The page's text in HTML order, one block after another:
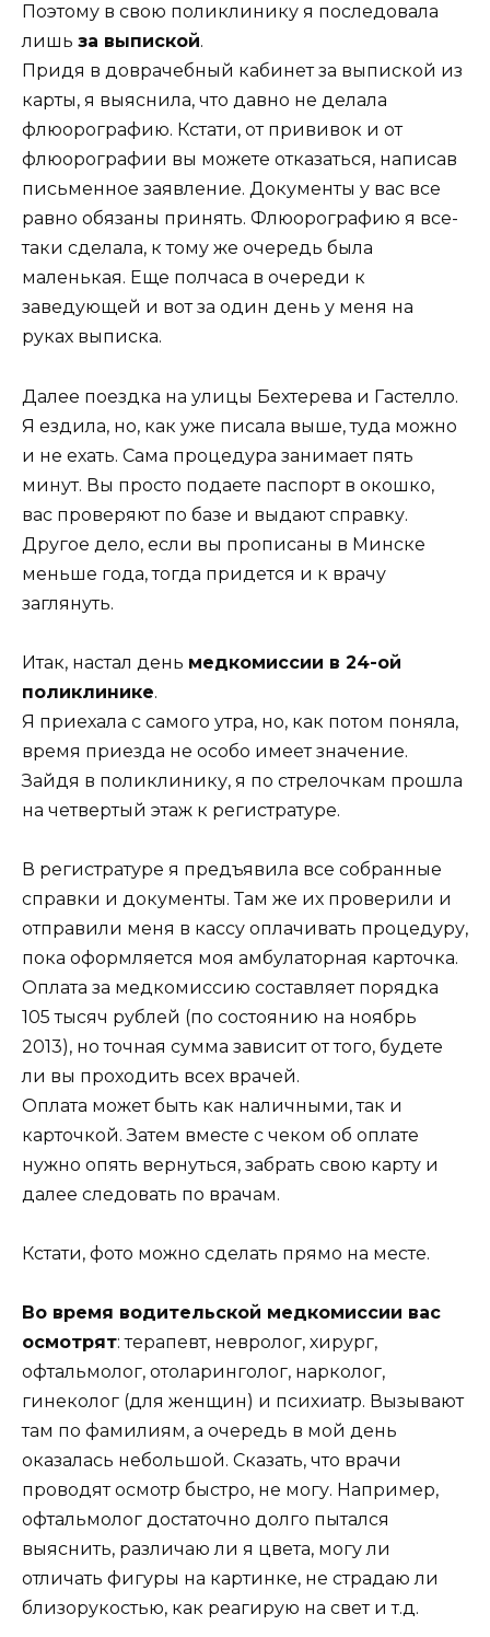
Поэтому в свою поликлинику я последовала
лишь за выпиской.
Придя в доврачебный кабинет за выпиской из
карты, я выяснила, что давно не делала
флюорографию. Кстати, от прививок и от
флюорографии вы можете отказаться, написав
письменное заявление. Документы у вас все
равно обязаны принять. Флюорографию я все-
таки сделала, к тому же очередь была
маленькая. Еще полчаса в очереди к
заведующей и вот за один день у меня на
руках выписка.
Далее поездка на улицы Бехтерева и Гастелло.
Я ездила, но, как уже писала выше, туда можно
и не ехать. Сама процедура занимает пять
минут. Вы просто подаете паспорт в окошко,
вас проверяют по базе и выдают справку.
Другое дело, если вы прописаны в Минске
меньше года, тогда придется и к врачу
заглянуть.
Итак, настал день медкомиссии в 24-ой
поликлинике.
Я приехала с самого утра, но, как потом поняла,
время приезда не особо имеет значение.
Зайдя в поликлинику, я по стрелочкам прошла
на четвертый этаж к регистратуре.
В регистратуре я предъявила все собранные
справки и документы. Там же их проверили и
отправили меня в кассу оплачивать процедуру,
пока оформляется моя амбулаторная карточка.
Оплата за медкомиссию составляет порядка
105 тысяч рублей (по состоянию на ноябрь
2013), но точная сумма зависит от того, будете
ли вы проходить всех врачей.
Оплата может быть как наличными, так и
карточкой. Затем вместе с чеком об оплате
нужно опять вернуться, забрать свою карту и
далее следовать по врачам.
Кстати, фото можно сделать прямо на месте.
Во время водительской медкомиссии вас
осмотрят: терапевт, невролог, хирург,
офтальмолог, отоларинголог, нарколог,
гинеколог (для женщин) и психиатр. Вызывают
там по фамилиям, а очередь в мой день
оказалась небольшой. Сказать, что врачи
проводят осмотр быстро, не могу. Например,
офтальмолог достаточно долго пытался
выяснить, различаю ли я цвета, могу ли
отличать фигуры на картинке, не страдаю ли
близорукостью, как реагирую на свет и т.д.